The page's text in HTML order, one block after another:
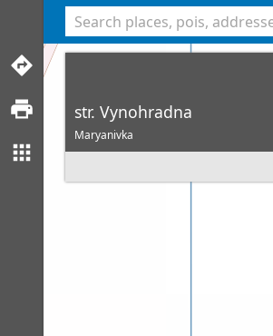
str. Vynohradna
Maryanivka
<% console.log(hcard) %>